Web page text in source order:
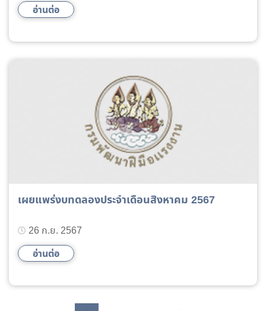
อ่านต่อ
เผยแพร่งบทดลองประจำเดือนสิงหาคม 2567
26 ก.ย. 2567
อ่านต่อ